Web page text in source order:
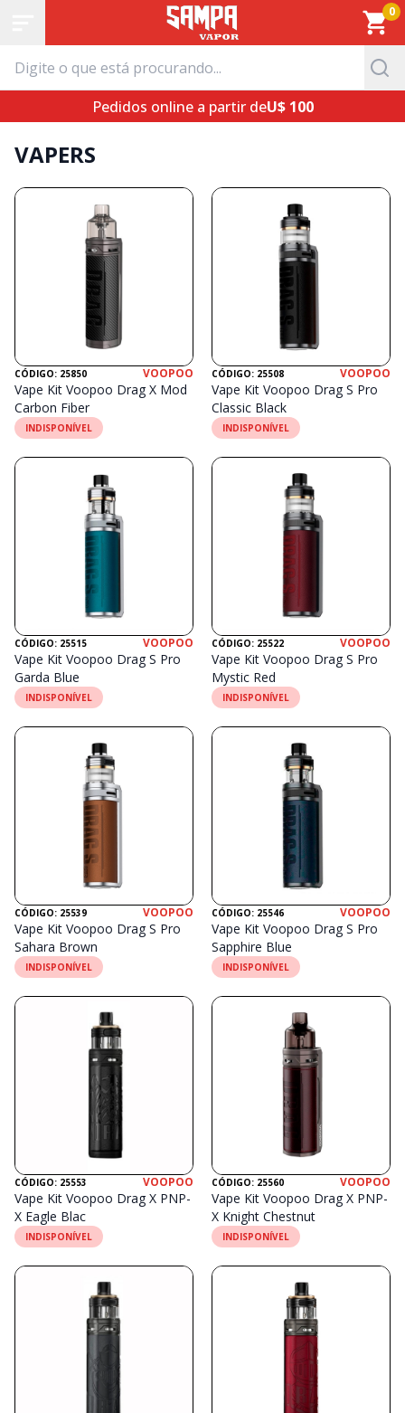
Pedidos online a partir deU$ 100
VAPERS
CÓDIGO: 25850 VOOPOO
Vape Kit Voopoo Drag X Mod
Carbon Fiber
INDISPONÍVEL
CÓDIGO: 25508 VOOPOO
Vape Kit Voopoo Drag S Pro
Classic Black
INDISPONÍVEL
CÓDIGO: 25515 VOOPOO
Vape Kit Voopoo Drag S Pro
Garda Blue
INDISPONÍVEL
CÓDIGO: 25522 VOOPOO
Vape Kit Voopoo Drag S Pro
Mystic Red
INDISPONÍVEL
CÓDIGO: 25539 VOOPOO
Vape Kit Voopoo Drag S Pro
Sahara Brown
INDISPONÍVEL
CÓDIGO: 25546 VOOPOO
Vape Kit Voopoo Drag S Pro
Sapphire Blue
INDISPONÍVEL
CÓDIGO: 25553 VOOPOO
Vape Kit Voopoo Drag X PNP-
X Eagle Blac
INDISPONÍVEL
CÓDIGO: 25560 VOOPOO
Vape Kit Voopoo Drag X PNP-
X Knight Chestnut
INDISPONÍVEL
0